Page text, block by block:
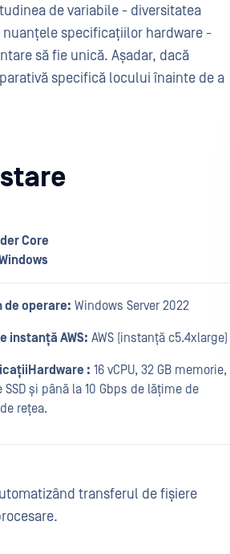
de variabile - diversitatea
specificațiilor hardware -
să fie unică. Așadar, dacă
specifică locului înainte de a
Core
de operare: Windows Server 2022
instanță AWS: AWS (instanță c5.4xlarge)
: 16 vCPU, 32 GB memorie,
SSD și până la 10 Gbps de lățime de
rețea.
transferul de fișiere